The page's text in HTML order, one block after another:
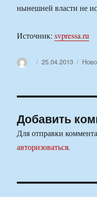
нынешней власти не
Источник:svpressa.ru
АвторОпубликовано
25.04.2013
Добавить
Для отправки
авторизоваться.